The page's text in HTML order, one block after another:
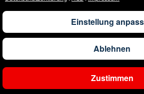
Einstellung
Ablehnen
Zustimmen